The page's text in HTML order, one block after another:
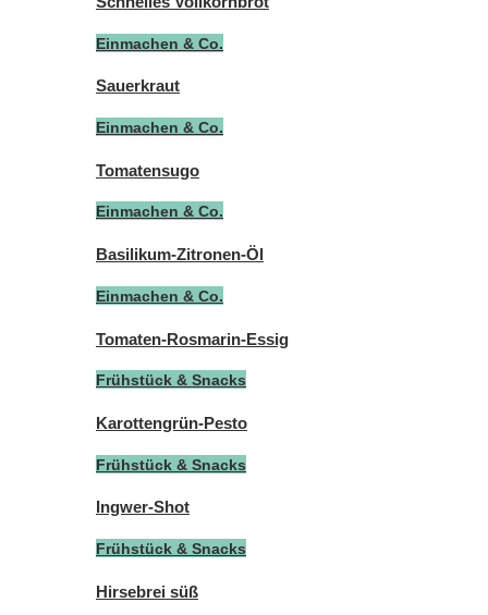
Einmachen & Co.
Sauerkraut
Einmachen & Co.
Tomatensugo
Einmachen & Co.
Basilikum-Zitronen-Öl
Einmachen & Co.
Tomaten-Rosmarin-Essig
Frühstück & Snacks
Karottengrün-Pesto
Frühstück & Snacks
Ingwer-Shot
Frühstück & Snacks
Hirsebrei süß